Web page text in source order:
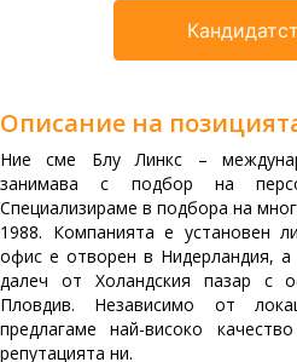
Описание на
Ние сме Блу Линкс –
занимава с подбор на
Специализираме в подбора на
1988. Компанията е установен
офис е отворен в Нидерландия,
далеч от Холандския пазар с
Пловдив. Независимо от
предлагаме най-високо
репутацията ни.